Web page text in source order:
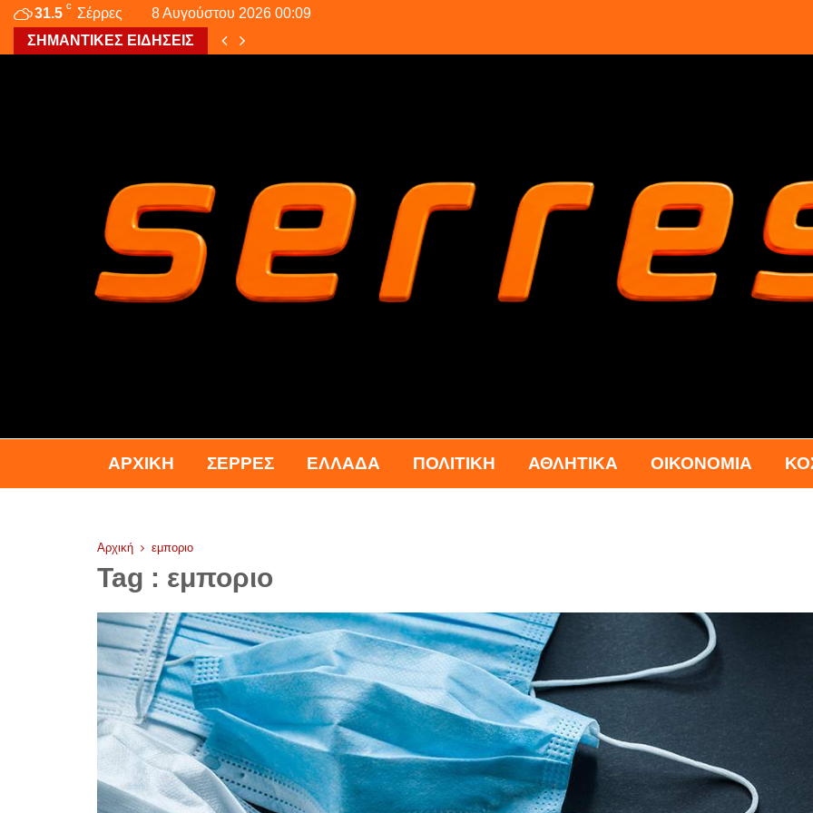
31.5 C Σέρρες
8 Αυγούστου 2026 00:09
ΣΗΜΑΝΤΙΚΕΣ ΕΙΔΗΣΕΙΣ
ΑΡΧΙΚΉ ΣΕΡΡΕΣ ΕΛΛΑΔΑ ΠΟΛΙΤΙΚΗ ΑΘΛΗΤΙΚΑ ΟΙΚΟΝΟΜΙΑ
Αρχική εμποριο
Tag : εμποριο